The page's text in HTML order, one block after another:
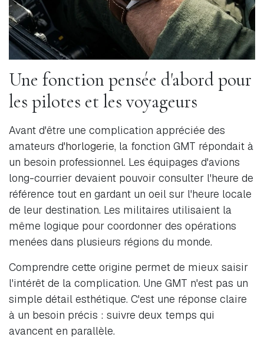
Une fonction pensée d'abord pour
les pilotes et les voyageurs
Avant d'être une complication appréciée des
amateurs d'horlogerie, la fonction GMT répondait à
un besoin professionnel. Les équipages d'avions
long-courrier devaient pouvoir consulter l'heure de
référence tout en gardant un oeil sur l'heure locale
de leur destination. Les militaires utilisaient la
même logique pour coordonner des opérations
menées dans plusieurs régions du monde.
Comprendre cette origine permet de mieux saisir
l'intérêt de la complication. Une GMT n'est pas un
simple détail esthétique. C'est une réponse claire
à un besoin précis : suivre deux temps qui
avancent en parallèle.